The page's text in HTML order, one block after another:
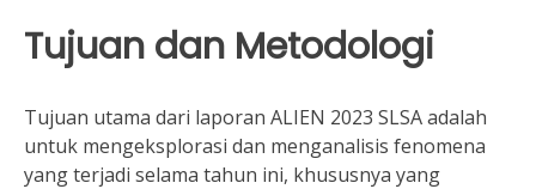
Tujuan dan Metodologi
Tujuan utama dari laporan ALIEN 2023 SLSA adalah
untuk mengeksplorasi dan menganalisis fenomena
yang terjadi selama tahun ini, khususnya yang